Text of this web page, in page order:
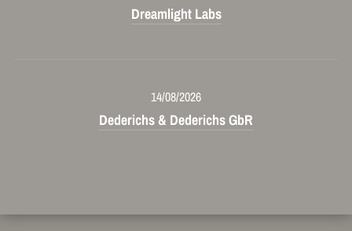
Dreamlight Labs
14/08/2026
Dederichs & Dederichs GbR